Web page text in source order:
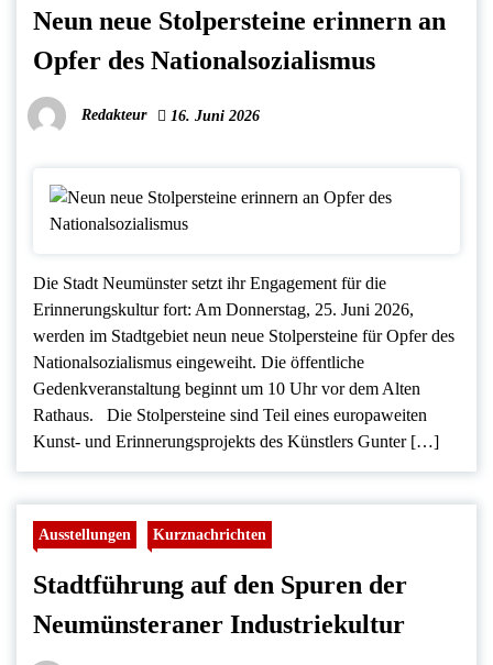
Neun neue Stolpersteine erinnern an
Opfer des Nationalsozialismus
Redakteur 16. Juni 2026
Die Stadt Neumünster setzt ihr Engagement für die
Erinnerungskultur fort: Am Donnerstag, 25. Juni 2026,
werden im Stadtgebiet neun neue Stolpersteine für Opfer des
Nationalsozialismus eingeweiht. Die öffentliche
Gedenkveranstaltung beginnt um 10 Uhr vor dem Alten
Rathaus. Die Stolpersteine sind Teil eines europaweiten
Kunst- und Erinnerungsprojekts des Künstlers Gunter […]
Ausstellungen Kurznachrichten
Stadtführung auf den Spuren der
Neumünsteraner Industriekultur